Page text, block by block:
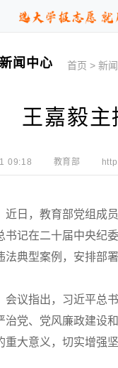
新闻中心 首页 >新
王嘉毅
09:18 教育部
，教育部党组成员
书记在二十届中央纪
法典型案例，安排部
指出，习近平总书
治党、党风廉政建设
重大意义，切实增强